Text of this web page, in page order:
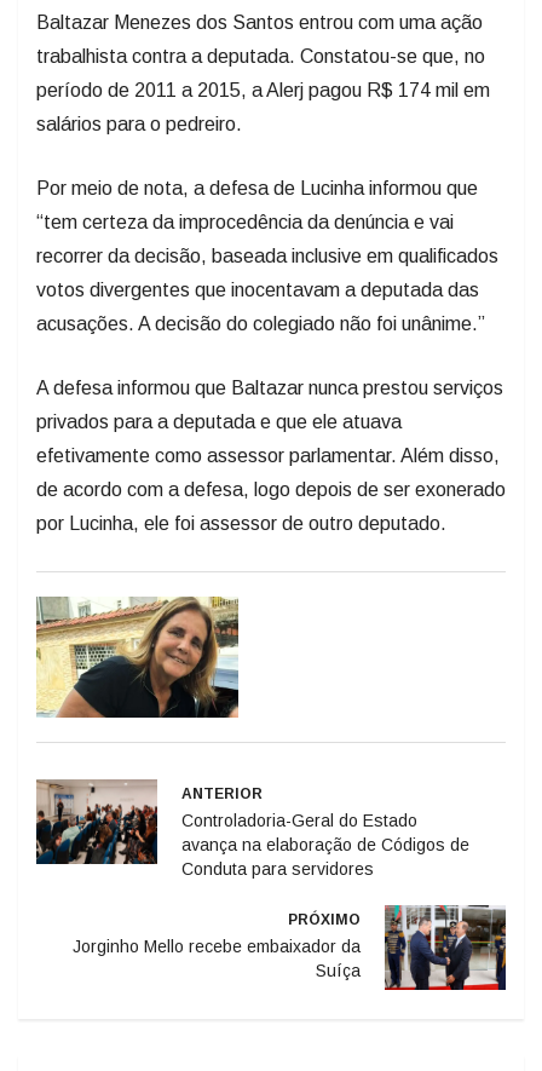
Baltazar Menezes dos Santos entrou com uma ação
trabalhista contra a deputada. Constatou-se que, no
período de 2011 a 2015, a Alerj pagou R$ 174 mil em
salários para o pedreiro.
Por meio de nota, a defesa de Lucinha informou que
“tem certeza da improcedência da denúncia e vai
recorrer da decisão, baseada inclusive em qualificados
votos divergentes que inocentavam a deputada das
acusações. A decisão do colegiado não foi unânime.”
A defesa informou que Baltazar nunca prestou serviços
privados para a deputada e que ele atuava
efetivamente como assessor parlamentar. Além disso,
de acordo com a defesa, logo depois de ser exonerado
por Lucinha, ele foi assessor de outro deputado.
ANTERIOR
Controladoria-Geral do Estado
avança na elaboração de Códigos de
Conduta para servidores
PRÓXIMO
Jorginho Mello recebe embaixador da
Suíça